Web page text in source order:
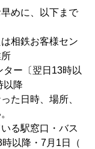
めに、以下まで
相鉄お客様セン
ター〔翌日13時以
以降
た日時、場所、
る駅窓口・バス
以降・7月1日（